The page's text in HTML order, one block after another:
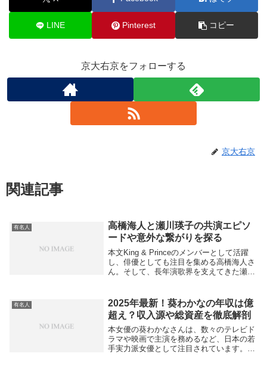
LINE Pinterest コピー
京大右京をフォローする
京大右京
関連記事
有名人
高橋海人と瀬川瑛子の共演エピソ
ードや意外な繋がりを探る
本文King & Princeのメンバーとして活躍
し、俳優としても注目を集める高橋海人さ
ん。そして、長年演歌界を支えてきた瀬川
れません。しかし、音楽番組やバラエテ
ィ...
有名人
2025年最新！葵わかなの年収は億
超え？収入源や総資産を徹底解剖
本女優の葵わかなさんは、数々のテレビド
ラマや映画で主演を務めるなど、日本の若
手実力派女優として注目されています。そ